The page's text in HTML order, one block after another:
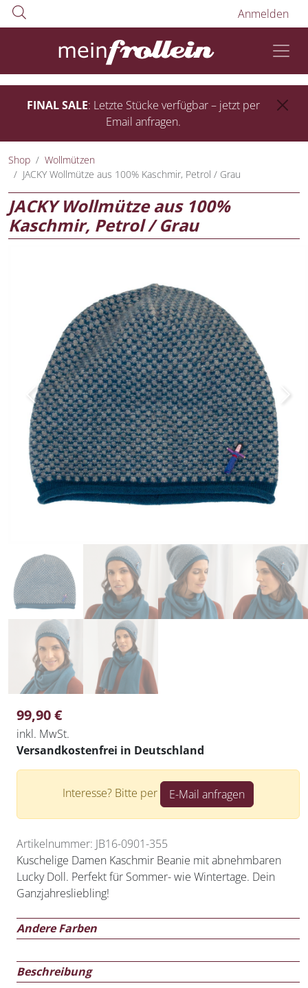
Anmelden
FINAL SALE: Letzte Stücke verfügbar – jetzt per
Email anfragen.
Shop
Wollmützen
JACKY Wollmütze aus 100% Kaschmir, Petrol / Grau
JACKY Wollmütze aus 100%
Kaschmir, Petrol / Grau
Previous Next
99,90€
inkl. MwSt.
Versandkostenfrei in Deutschland
Interesse? Bitte per E-Mail anfragen
Artikelnummer: JB16-0901-355
Kuschelige Damen Kaschmir Beanie mit abnehmbaren
Lucky Doll. Perfekt für Sommer- wie Wintertage. Dein
Ganzjahresliebling!
Andere Farben
Beschreibung